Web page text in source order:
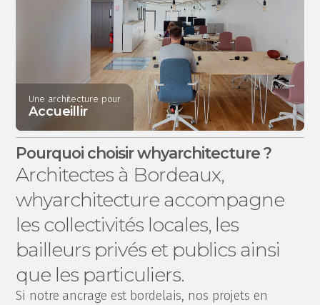
Une architecture pour
Accueillir
Pourquoi choisir whyarchitecture ?
Architectes à Bordeaux,
whyarchitecture accompagne
les collectivités locales, les
bailleurs privés et publics ainsi
que les particuliers.
Si notre ancrage est bordelais, nos projets en